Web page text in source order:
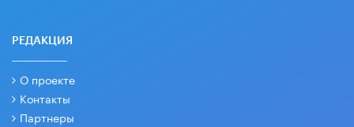
РЕДАКЦИЯ
О проекте
Контакты
Партнеры